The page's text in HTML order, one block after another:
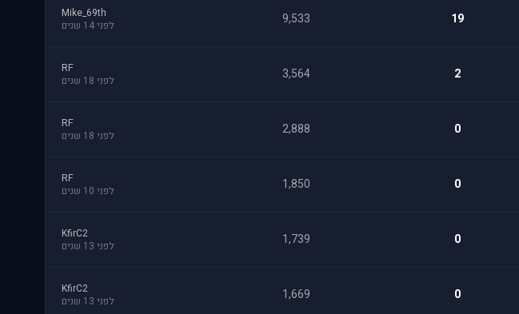
19
9,533
Mike_69th
לפני 14 שנים
2
3,564
RF
לפני 18 שנים
0
2,888
RF
לפני 18 שנים
0
1,850
RF
לפני 10 שנים
0
1,739
KfirC2
לפני 13 שנים
0
1,669
KfirC2
לפני 13 שנים